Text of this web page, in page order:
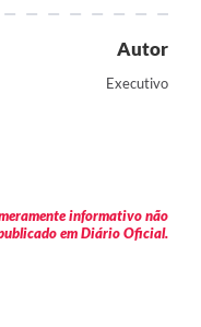
Autor
Executivo
informativo não
em Diário Oficial.